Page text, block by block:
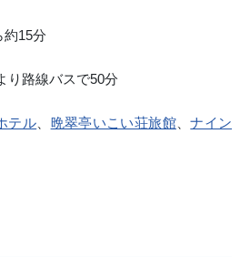
約15分
り路線バスで50分
テル 晩翠亭いこい荘旅館、ナイン